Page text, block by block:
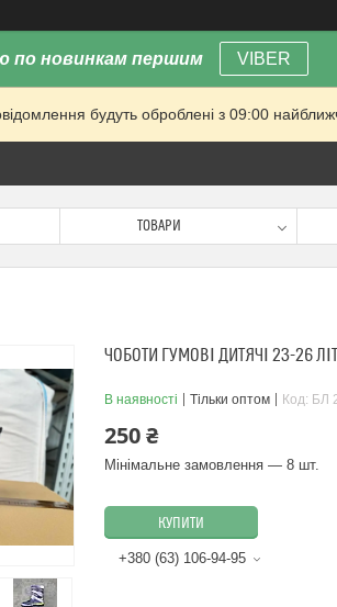
по новинкам першим VIBER
будуть оброблені з 09:00
ТОВАРИ
ЧОБОТИ ГУМОВІ ДИТЯЧІ 23-26
В наявності Тільки оптом Код: БЛ
250 ₴
Мінімальне замовлення — 8 шт.
КУПИТИ
+380 (63) 106-94-95